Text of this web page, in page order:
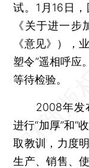
试。1月16日
《关于进一
《意见》），
塑令”遥相呼应
等待检验。
2008年发布
进行“加厚”和“
取教训，力度
生产、销售、